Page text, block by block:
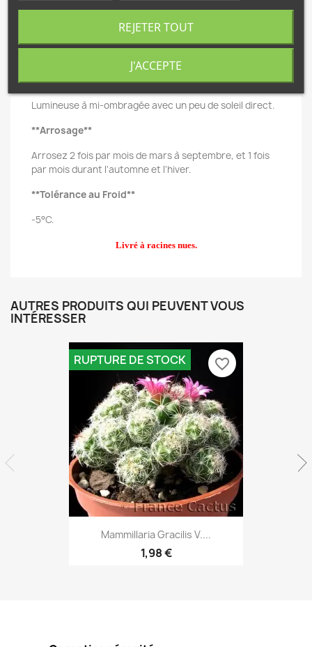
**Exposition**
Lumineuse à mi-ombragée avec un peu de soleil direct.
**Arrosage**
Arrosez 2 fois par mois de mars à septembre, et 1 fois
par mois durant l'automne et l'hiver.
**Tolérance au Froid**
-5°C.
Livré à racines nues.
AUTRES PRODUITS QUI PEUVENT VOUS
INTÉRESSER
Aperçu rapide
Mammillaria Gracilis V....
1,98 €
RUPTURE DE STOCK favorite_border
REJETER TOUT
J'ACCEPTE